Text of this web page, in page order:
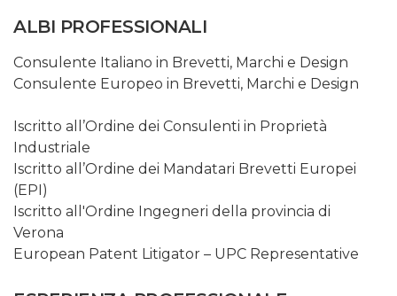
ALBI PROFESSIONALI
Consulente Italiano in Brevetti, Marchi e Design
Consulente Europeo in Brevetti, Marchi e Design
Iscritto all’Ordine dei Consulenti in Proprietà
Industriale
Iscritto all’Ordine dei Mandatari Brevetti Europei
(EPI)
Iscritto all'Ordine Ingegneri della provincia di
Verona
European Patent Litigator – UPC Representative